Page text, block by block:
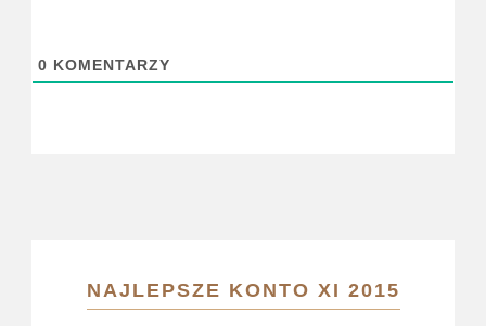
0 KOMENTARZY
NAJLEPSZE KONTO XI 2015